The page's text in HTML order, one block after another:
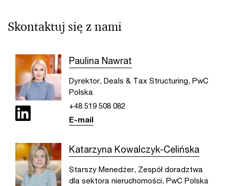
Skontaktuj się z nami
Paulina Nawrat
Dyrektor, Deals & Tax Structuring, PwC
Polska
+48 519 508 082
E-mail
Katarzyna Kowalczyk-Celińska
Starszy Menedżer, Zespół doradztwa
dla sektora nieruchomości, PwC Polska